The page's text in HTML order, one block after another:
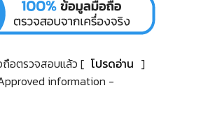
อตรวจสอบแล้ว [ โปรดอ่าน ]
information -